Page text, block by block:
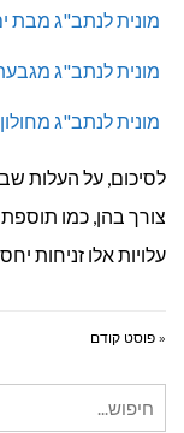
מונית לנתב"ג מבת
מונית לנתב"ג
מונית לנתב"ג מחולון
לסיכום, על העלות
עלויות אלו זניחות
« פוסט קודם
עבור: